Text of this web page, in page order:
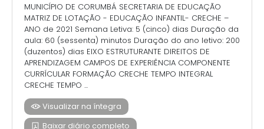
MUNICÍPIO DE CORUMBÁ SECRETARIA DE EDUCAÇÃO
MATRIZ DE LOTAÇÃO - EDUCAÇÃO INFANTIL- CRECHE –
ANO de 2021 Semana Letiva: 5 (cinco) dias Duração da
aula: 60 (sessenta) minutos Duração do ano letivo: 200
(duzentos) dias EIXO ESTRUTURANTE DIREITOS DE
APRENDIZAGEM CAMPOS DE EXPERIÊNCIA COMPONENTE
CURRÍCULAR FORMAÇÃO CRECHE TEMPO INTEGRAL
CRECHE TEMPO ...
Visualizar na íntegra
Baixar diário completo